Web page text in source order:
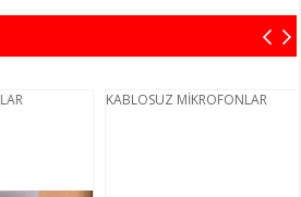
KABLOSUZ MİKROFONLAR